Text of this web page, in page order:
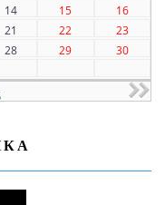
14 15
16
21 22
23
28 29
30